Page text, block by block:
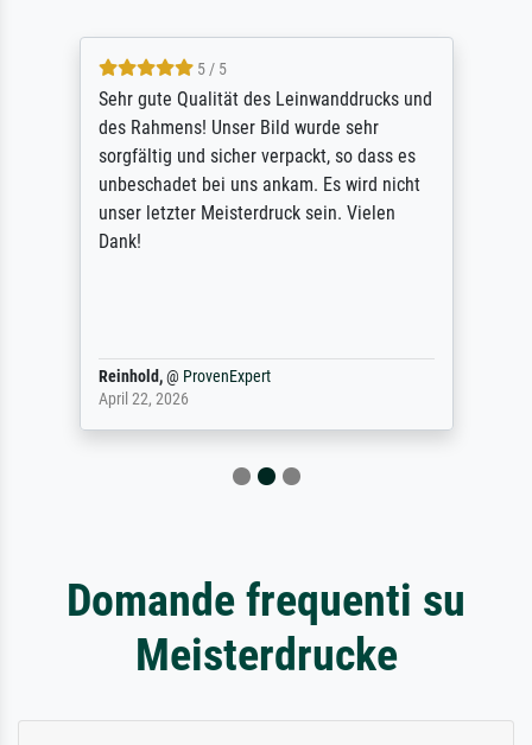
5 / 5
Sehr gute Qualität des Leinwanddrucks und
des Rahmens! Unser Bild wurde sehr
sorgfältig und sicher verpackt, so dass es
unbeschadet bei uns ankam. Es wird nicht
unser letzter Meisterdruck sein. Vielen
Dank!
Reinhold,@ ProvenExpert
April 22, 2026
Domande frequenti su
Meisterdrucke